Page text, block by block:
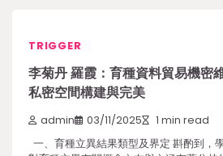
TRIGGER
李菊丹 羅霞：育種資料貿易機密
私密空間構建與完美
admin 03/11/2025 1 min read
一、育種立異結果類型及界定 斟酌到，